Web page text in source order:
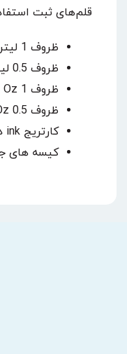
قلم‌های ثبت
ظروف 1 لیتری در 6 رنگ
ظروف 0.5 لیتری در 12 رنگ
ظروف 1 Oz در 12 رنگ
ظروف 0.5 Oz در 12 رنگ
کارتریج ink در ظروف 2.5، 2.7 و 3 میلی لیتری
کیسه های